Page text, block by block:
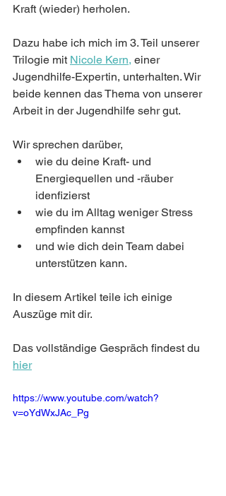
Kraft (wieder) herholen.
Dazu habe ich mich im 3. Teil unserer
Trilogie mit Nicole Kern, einer
Jugendhilfe-Expertin, unterhalten. Wir
beide kennen das Thema von unserer
Arbeit in der Jugendhilfe sehr gut.
Wir sprechen darüber,
wie du deine Kraft- und
Energiequellen und -räuber
idenfizierst
wie du im Alltag weniger Stress
empfinden kannst
und wie dich dein Team dabei
unterstützen kann.
In diesem Artikel teile ich einige
Auszüge mit dir.
Das vollständige Gespräch findest du
hier
https://www.youtube.com/watch?
v=oYdWxJAc_Pg